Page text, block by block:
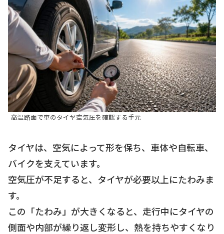
高温路面で車のタイヤ空気圧を確認する手元
タイヤは、空気によって形を保ち、車体や自転車、
バイクを支えています。
空気圧が不足すると、タイヤが必要以上にたわみま
す。
この「たわみ」が大きくなると、走行中にタイヤの
側面や内部が繰り返し変形し、熱を持ちやすくなり